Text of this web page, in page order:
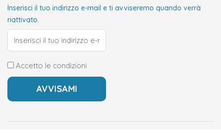
Inserisci il tuo indirizzo e-mail e ti avviseremo quando verrà
riattivato.
Accetto le condizioni